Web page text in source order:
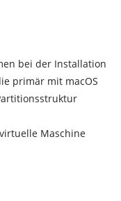
bei der Installation
primär mit macOS
Maschine